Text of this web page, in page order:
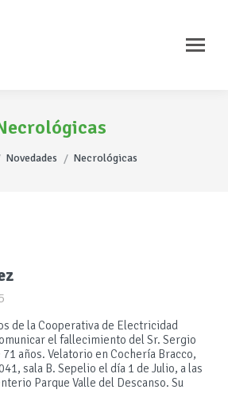
Novedades Necrológicas
de la Cooperativa de Electricidad
el fallecimiento del Sr. Sergio
71 años. Velatorio en Cochería Bracco,
sala B. Sepelio el día 1 de Julio, a las
Parque Valle del Descanso. Su